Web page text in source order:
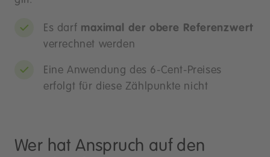
Es darf maximal der obere Referenzwert
verrechnet werden
Eine Anwendung des 6-Cent-Preises
erfolgt für diese Zählpunkte nicht
Wer hat Anspruch auf den